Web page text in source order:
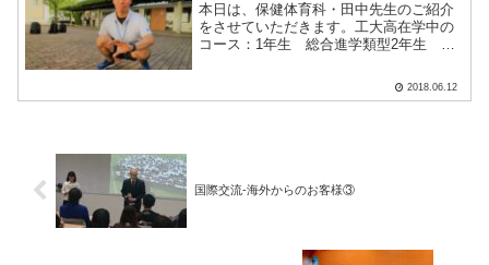
本日は、保健体育科・田中先生のご紹介
をさせていただきます。工大高在学中の
コース：1年生 総合進学類型2年生 特
類型 文系高校時代のクラブ：野球部在籍
大学名・専攻：吉備国際大学 社会科学部
2018.06.12
国際交流-海外からのお客様③